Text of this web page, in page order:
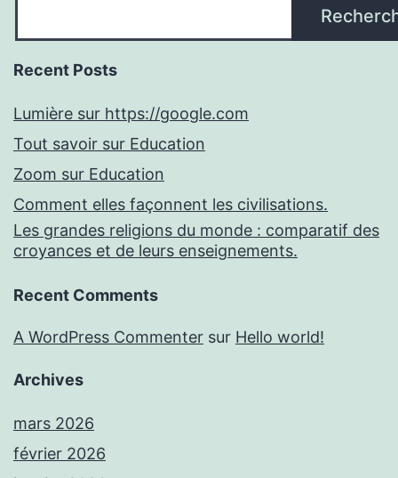
Recent Posts
Lumière sur https://google.com
Tout savoir sur Education
Zoom sur Education
Comment elles façonnent les civilisations.
Les grandes religions du monde : comparatif des
croyances et de leurs enseignements.
Recent Comments
A WordPress Commenter sur Hello world!
Archives
mars 2026
février 2026